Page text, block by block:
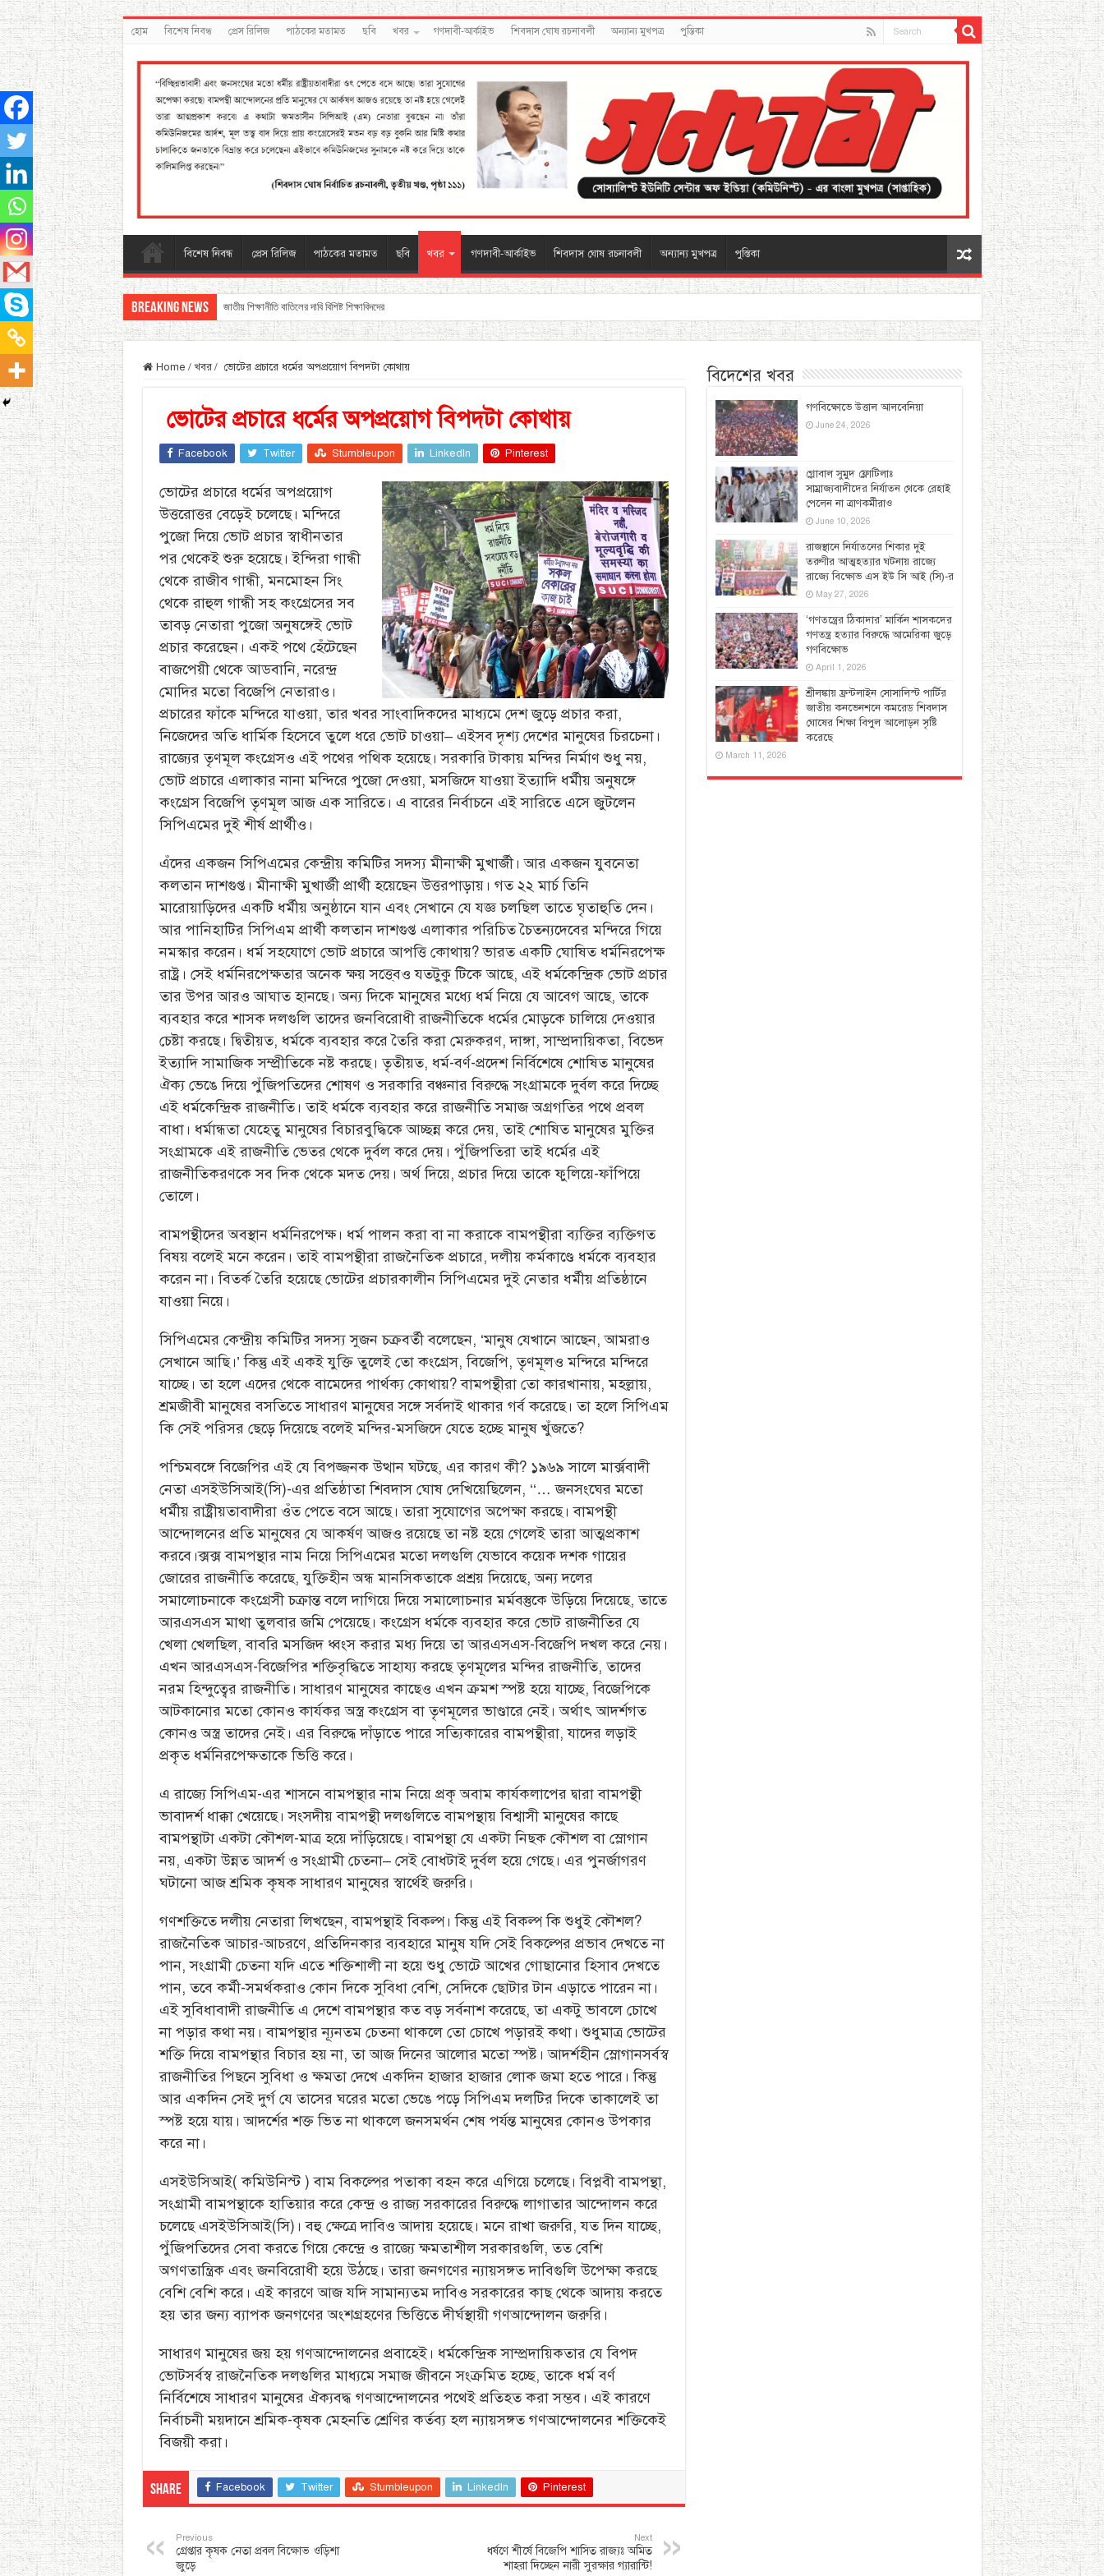
হোম বিশেষ নিবন্ধ প্রেস রিলিজ পাঠকের মতামত ছবি খবর গণদাবী-আর্কাইভ শিবদাস ঘোষ রচনাবলী অন্যান্য মুখপত্র পুস্তিকা
বিশেষ নিবন্ধ প্রেস রিলিজ পাঠকের মতামত ছবি খবর গণদাবী-আর্কাইভ শিবদাস ঘোষ রচনাবলী অন্যান্য মুখপত্র পুস্তিকা
Breaking News জাতীয় শিক্ষানীতি বাতিলের দাবি বিশিষ্ট শিক্ষাবিদদের
Home / খবর / ভোটের প্রচারে ধর্মের অপপ্রয়োগ বিপদটা কোথায়
ভোটের প্রচারে ধর্মের অপপ্রয়োগ বিপদটা কোথায়
Facebook Twitter Stumbleupon LinkedIn Pinterest
ভোটের প্রচারে ধর্মের অপপ্রয়োগ
উত্তরোত্তর বেড়েই চলেছে। মন্দিরে
পুজো দিয়ে ভোট প্রচার স্বাধীনতার
পর থেকেই শুরু হয়েছে। ইন্দিরা গান্ধী
থেকে রাজীব গান্ধী, মনমোহন সিং
থেকে রাহুল গান্ধী সহ কংগ্রেসের সব
তাবড় নেতারা পুজো অনুষঙ্গেই ভোট
প্রচার করেছেন। একই পথে হেঁটেছেন
বাজপেয়ী থেকে আডবানি, নরেন্দ্র
মোদির মতো বিজেপি নেতারাও।
প্রচারের ফাঁকে মন্দিরে যাওয়া, তার খবর সাংবাদিকদের মাধ্যমে দেশ জুড়ে প্রচার করা,
নিজেদের অতি ধার্মিক হিসেবে তুলে ধরে ভোট চাওয়া– এইসব দৃশ্য দেশের মানুষের চিরচেনা।
রাজ্যের তৃণমূল কংগ্রেসও এই পথের পথিক হয়েছে। সরকারি টাকায় মন্দির নির্মাণ শুধু নয়,
ভোট প্রচারে এলাকার নানা মন্দিরে পুজো দেওয়া, মসজিদে যাওয়া ইত্যাদি ধর্মীয় অনুষঙ্গে
কংগ্রেস বিজেপি তৃণমূল আজ এক সারিতে। এ বারের নির্বাচনে এই সারিতে এসে জুটলেন
সিপিএমের দুই শীর্ষ প্রার্থীও।
এঁদের একজন সিপিএমের কেন্দ্রীয় কমিটির সদস্য মীনাক্ষী মুখার্জী। আর একজন যুবনেতা
কলতান দাশগুপ্ত। মীনাক্ষী মুখার্জী প্রার্থী হয়েছেন উত্তরপাড়ায়। গত ২২ মার্চ তিনি
মারোয়াড়িদের একটি ধর্মীয় অনুষ্ঠানে যান এবং সেখানে যে যজ্ঞ চলছিল তাতে ঘৃতাহুতি দেন।
আর পানিহাটির সিপিএম প্রার্থী কলতান দাশগুপ্ত এলাকার পরিচিত চৈতন্যদেবের মন্দিরে গিয়ে
নমস্কার করেন। ধর্ম সহযোগে ভোট প্রচারে আপত্তি কোথায়? ভারত একটি ঘোষিত ধর্মনিরপেক্ষ
রাষ্ট্র। সেই ধর্মনিরপেক্ষতার অনেক ক্ষয় সত্তে্বও যতটুকু টিকে আছে, এই ধর্মকেন্দ্রিক ভোট প্রচার
তার উপর আরও আঘাত হানছে। অন্য দিকে মানুষের মধ্যে ধর্ম নিয়ে যে আবেগ আছে, তাকে
ব্যবহার করে শাসক দলগুলি তাদের জনবিরোধী রাজনীতিকে ধর্মের মোড়কে চালিয়ে দেওয়ার
চেষ্টা করছে। দ্বিতীয়ত, ধর্মকে ব্যবহার করে তৈরি করা মেরুকরণ, দাঙ্গা, সাম্প্রদায়িকতা, বিভেদ
ইত্যাদি সামাজিক সম্প্রীতিকে নষ্ট করছে। তৃতীয়ত, ধর্ম-বর্ণ-প্রদেশ নির্বিশেষে শোষিত মানুষের
ঐক্য ভেঙে দিয়ে পুঁজিপতিদের শোষণ ও সরকারি বঞ্চনার বিরুদ্ধে সংগ্রামকে দুর্বল করে দিচ্ছে
এই ধর্মকেন্দ্রিক রাজনীতি। তাই ধর্মকে ব্যবহার করে রাজনীতি সমাজ অগ্রগতির পথে প্রবল
বাধা। ধর্মান্ধতা যেহেতু মানুষের বিচারবুদ্ধিকে আচ্ছন্ন করে দেয়, তাই শোষিত মানুষের মুক্তির
সংগ্রামকে এই রাজনীতি ভেতর থেকে দুর্বল করে দেয়। পুঁজিপতিরা তাই ধর্মের এই
রাজনীতিকরণকে সব দিক থেকে মদত দেয়। অর্থ দিয়ে, প্রচার দিয়ে তাকে ফুলিয়ে-ফাঁপিয়ে
তোলে।
বামপন্থীদের অবস্থান ধর্মনিরপেক্ষ। ধর্ম পালন করা বা না করাকে বামপন্থীরা ব্যক্তির ব্যক্তিগত
বিষয় বলেই মনে করেন। তাই বামপন্থীরা রাজনৈতিক প্রচারে, দলীয় কর্মকাণ্ডে ধর্মকে ব্যবহার
করেন না। বিতর্ক তৈরি হয়েছে ভোটের প্রচারকালীন সিপিএমের দুই নেতার ধর্মীয় প্রতিষ্ঠানে
যাওয়া নিয়ে।
সিপিএমের কেন্দ্রীয় কমিটির সদস্য সুজন চক্রবর্তী বলেছেন, ‘মানুষ যেখানে আছেন, আমরাও
সেখানে আছি।’ কিন্তু এই একই যুক্তি তুলেই তো কংগ্রেস, বিজেপি, তৃণমূলও মন্দিরে মন্দিরে
যাচ্ছে। তা হলে এদের থেকে বামেদের পার্থক্য কোথায়? বামপন্থীরা তো কারখানায়, মহল্লায়,
শ্রমজীবী মানুষের বসতিতে সাধারণ মানুষের সঙ্গে সর্বদাই থাকার গর্ব করেছে। তা হলে সিপিএম
কি সেই পরিসর ছেড়ে দিয়েছে বলেই মন্দির-মসজিদে যেতে হচ্ছে মানুষ খুঁজতে?
পশ্চিমবঙ্গে বিজেপির এই যে বিপজ্জনক উত্থান ঘটছে, এর কারণ কী? ১৯৬৯ সালে মার্ক্সবাদী
নেতা এসইউসিআই(সি)-এর প্রতিষ্ঠাতা শিবদাস ঘোষ দেখিয়েছিলেন, ‘‘… জনসংঘের মতো
ধর্মীয় রাষ্ট্রীয়তাবাদীরা ওঁত পেতে বসে আছে। তারা সুযোগের অপেক্ষা করছে। বামপন্থী
আন্দোলনের প্রতি মানুষের যে আকর্ষণ আজও রয়েছে তা নষ্ট হয়ে গেলেই তারা আত্মপ্রকাশ
করবে।ক্সক্স বামপন্থার নাম নিয়ে সিপিএমের মতো দলগুলি যেভাবে কয়েক দশক গায়ের
জোরের রাজনীতি করেছে, যুক্তিহীন অন্ধ মানসিকতাকে প্রশ্রয় দিয়েছে, অন্য দলের
সমালোচনাকে কংগ্রেসী চক্রান্ত বলে দাগিয়ে দিয়ে সমালোচনার মর্মবস্তুকে উড়িয়ে দিয়েছে, তাতে
আরএসএস মাথা তুলবার জমি পেয়েছে। কংগ্রেস ধর্মকে ব্যবহার করে ভোট রাজনীতির যে
খেলা খেলছিল, বাবরি মসজিদ ধ্বংস করার মধ্য দিয়ে তা আরএসএস-বিজেপি দখল করে নেয়।
এখন আরএসএস-বিজেপির শক্তিবৃদ্ধিতে সাহায্য করছে তৃণমূলের মন্দির রাজনীতি, তাদের
নরম হিন্দুত্বের রাজনীতি। সাধারণ মানুষের কাছেও এখন ক্রমশ স্পষ্ট হয়ে যাচ্ছে, বিজেপিকে
আটকানোর মতো কোনও কার্যকর অস্ত্র কংগ্রেস বা তৃণমূলের ভাণ্ডারে নেই। অর্থাৎ আদর্শগত
কোনও অস্ত্র তাদের নেই। এর বিরুদ্ধে দাঁড়াতে পারে সত্যিকারের বামপন্থীরা, যাদের লড়াই
প্রকৃত ধর্মনিরপেক্ষতাকে ভিত্তি করে।
এ রাজ্যে সিপিএম-এর শাসনে বামপন্থার নাম নিয়ে প্রকৃ অবাম কার্যকলাপের দ্বারা বামপন্থী
ভাবাদর্শ ধাক্কা খেয়েছে। সংসদীয় বামপন্থী দলগুলিতে বামপন্থায় বিশ্বাসী মানুষের কাছে
বামপন্থাটা একটা কৌশল-মাত্র হয়ে দাঁড়িয়েছে। বামপন্থা যে একটা নিছক কৌশল বা স্লোগান
নয়, একটা উন্নত আদর্শ ও সংগ্রামী চেতনা– সেই বোধটাই দুর্বল হয়ে গেছে। এর পুনর্জাগরণ
ঘটানো আজ শ্রমিক কৃষক সাধারণ মানুষের স্বার্থেই জরুরি।
গণশক্তিতে দলীয় নেতারা লিখছেন, বামপন্থাই বিকল্প। কিন্তু এই বিকল্প কি শুধুই কৌশল?
রাজনৈতিক আচার-আচরণে, প্রতিদিনকার ব্যবহারে মানুষ যদি সেই বিকল্পের প্রভাব দেখতে না
পান, সংগ্রামী চেতনা যদি এতে শক্তিশালী না হয়ে শুধু ভোটে আখের গোছানোর হিসাব দেখতে
পান, তবে কর্মী-সমর্থকরাও কোন দিকে সুবিধা বেশি, সেদিকে ছোটার টান এড়াতে পারেন না।
এই সুবিধাবাদী রাজনীতি এ দেশে বামপন্থার কত বড় সর্বনাশ করেছে, তা একটু ভাবলে চোখে
না পড়ার কথা নয়। বামপন্থার ন্যূনতম চেতনা থাকলে তো চোখে পড়ারই কথা। শুধুমাত্র ভোটের
শক্তি দিয়ে বামপন্থার বিচার হয় না, তা আজ দিনের আলোর মতো স্পষ্ট। আদর্শহীন স্লোগানসর্বস্ব
রাজনীতির পিছনে সুবিধা ও ক্ষমতা দেখে একদিন হাজার হাজার লোক জমা হতে পারে। কিন্তু
আর একদিন সেই দুর্গ যে তাসের ঘরের মতো ভেঙে পড়ে সিপিএম দলটির দিকে তাকালেই তা
স্পষ্ট হয়ে যায়। আদর্শের শক্ত ভিত না থাকলে জনসমর্থন শেষ পর্যন্ত মানুষের কোনও উপকার
করে না।
এসইউসিআই( কমিউনিস্ট ) বাম বিকল্পের পতাকা বহন করে এগিয়ে চলেছে। বিপ্লবী বামপন্থা,
সংগ্রামী বামপন্থাকে হাতিয়ার করে কেন্দ্র ও রাজ্য সরকারের বিরুদ্ধে লাগাতার আন্দোলন করে
চলেছে এসইউসিআই(সি)। বহু ক্ষেত্রে দাবিও আদায় হয়েছে। মনে রাখা জরুরি, যত দিন যাচ্ছে,
পুঁজিপতিদের সেবা করতে গিয়ে কেন্দ্রে ও রাজ্যে ক্ষমতাশীল সরকারগুলি, তত বেশি
অগণতান্ত্রিক এবং জনবিরোধী হয়ে উঠছে। তারা জনগণের ন্যায়সঙ্গত দাবিগুলি উপেক্ষা করছে
বেশি বেশি করে। এই কারণে আজ যদি সামান্যতম দাবিও সরকারের কাছ থেকে আদায় করতে
হয় তার জন্য ব্যাপক জনগণের অংশগ্রহণের ভিত্তিতে দীর্ঘস্থায়ী গণআন্দোলন জরুরি।
সাধারণ মানুষের জয় হয় গণআন্দোলনের প্রবাহেই। ধর্মকেন্দ্রিক সাম্প্রদায়িকতার যে বিপদ
ভোটসর্বস্ব রাজনৈতিক দলগুলির মাধ্যমে সমাজ জীবনে সংক্রমিত হচ্ছে, তাকে ধর্ম বর্ণ
নির্বিশেষে সাধারণ মানুষের ঐক্যবদ্ধ গণআন্দোলনের পথেই প্রতিহত করা সম্ভব। এই কারণে
নির্বাচনী ময়দানে শ্রমিক-কৃষক মেহনতি শ্রেণির কর্তব্য হল ন্যায়সঙ্গত গণআন্দোলনের শক্তিকেই
বিজয়ী করা।
Share Facebook Twitter Stumbleupon LinkedIn Pinterest
Previous
গ্রেপ্তার কৃষক নেতা প্রবল বিক্ষোভ ওড়িশা
জুড়ে
Next
ধর্ষণে শীর্ষে বিজেপি শাসিত রাজ্যঃ অমিত
শাহরা দিচ্ছেন নারী সুরক্ষার গ্যারান্টি!
বিদেশের খবর
গণবিক্ষোভে উত্তাল আলবেনিয়া
June 24, 2026
গ্লোবাল সুমুদ ফ্লোটিলাঃ
সাম্রাজ্যবাদীদের নির্যাতন থেকে রেহাই
পেলেন না ত্রাণকর্মীরাও
June 10, 2026
রাজস্থানে নির্যাতনের শিকার দুই
তরুণীর আত্মহত্যার ঘটনায় রাজ্যে
রাজ্যে বিক্ষোভ এস ইউ সি আই (সি)-র
May 27, 2026
‘গণতন্ত্রের ঠিকাদার’ মার্কিন শাসকদের
গণতন্ত্র হত্যার বিরুদ্ধে আমেরিকা জুড়ে
গণবিক্ষোভ
April 1, 2026
শ্রীলঙ্কায় ফ্রন্টলাইন সোসালিস্ট পার্টির
জাতীয় কনভেনশনে কমরেড শিবদাস
ঘোষের শিক্ষা বিপুল আলোড়ন সৃষ্টি
করেছে
March 11, 2026